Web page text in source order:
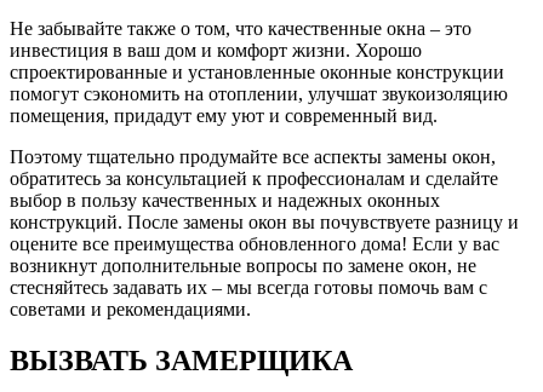
Не забывайте также о том, что качественные окна – это
инвестиция в ваш дом и комфорт жизни. Хорошо
спроектированные и установленные оконные конструкции
помогут сэкономить на отоплении, улучшат звукоизоляцию
помещения, придадут ему уют и современный вид.
Поэтому тщательно продумайте все аспекты замены окон,
обратитесь за консультацией к профессионалам и сделайте
выбор в пользу качественных и надежных оконных
конструкций. После замены окон вы почувствуете разницу и
оцените все преимущества обновленного дома! Если у вас
возникнут дополнительные вопросы по замене окон, не
стесняйтесь задавать их – мы всегда готовы помочь вам с
советами и рекомендациями.
ВЫЗВАТЬ ЗАМЕРЩИКА